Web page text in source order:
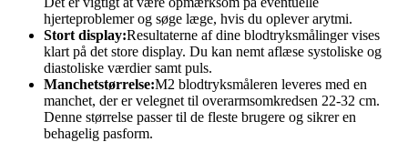
hjerteproblemer og søge læge, hvis du oplever arytmi.
Stort display:Resultaterne af dine blodtryksmålinger vises
klart på det store display. Du kan nemt aflæse systoliske og
diastoliske værdier samt puls.
Manchetstørrelse:M2 blodtryksmåleren leveres med en
manchet, der er velegnet til overarmsomkredsen 22-32 cm.
Denne størrelse passer til de fleste brugere og sikrer en
behagelig pasform.